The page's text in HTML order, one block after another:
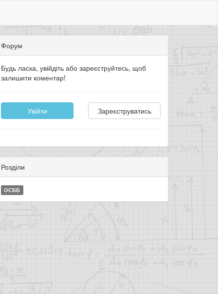
Форум
Будь ласка, увійдіть або зареєструйтесь, щоб
залишити коментар!
Увійти Зареєструватись
Розділи
ОСББ